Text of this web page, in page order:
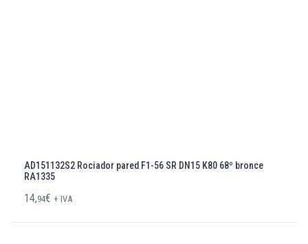
AD151132S2 Rociador pared F1-56 SR DN15 K80 68º bronce
RA1335
14,94€ + IVA